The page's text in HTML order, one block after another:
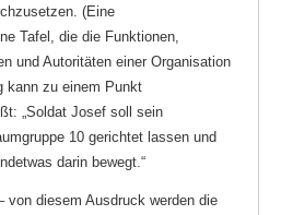
(Eine
Tafel, die die Funktionen,
und Autoritäten einer Organisation
kann zu einem Punkt
„Soldat Josef soll sein
10 gerichtet lassen und
darin bewegt.“
von diesem Ausdruck werden die